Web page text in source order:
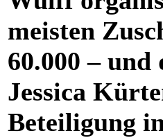
meisten
60.000 –
Jessica
Beteiligung